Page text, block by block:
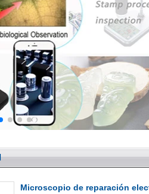
Microscopio de reparación